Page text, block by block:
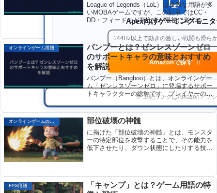
Apex向けゲーミングモニ
144Hz以上で動きの激しい戦闘も滑ら
Amazonで探す
※ 上記リンクはAmazonアソ
League of Legends（LoL）は複雑な用語が多
いMOBAゲームですが、この記事ではCC・
DD・フィードなど初心者が最初に覚えるべ
き頻出用語をカテゴリ別に解説します。ロー
ル・レーン戦・チームファイト・チャット略
語・オブジェクト関連の重要な用語を網羅的
にまとめました。
オンラインゲーム用語
バンブーとは？ゼンレスゾーンゼロ
のサポートキャラの意味とおすすめ
を解説
バンブー（Bangboo）とは、オンラインゲー
ム「ゼンレスゾーンゼロ」に登場するサポー
トキャラクターの総称です。プレイヤーのチ
ームに加わり、各種バフ効果やヒーリング、
デバフ付与などの補助的な役割を担当し、戦
闘を有利に進めるための重要な存在です。ゼ
ンゼロの戦略的な深さを増す要素として機能
しています。
オンラインゲームのプレイに関する用語 部位破壊の神髄
に掲げた「部位破壊の神髄」とは、モンスタ
ーの特定部位を攻撃することで、その能力を
低下させたり、ダウン状態にしたりする技術
FPS用語
「キャンプ」とは？ゲーム用語の特